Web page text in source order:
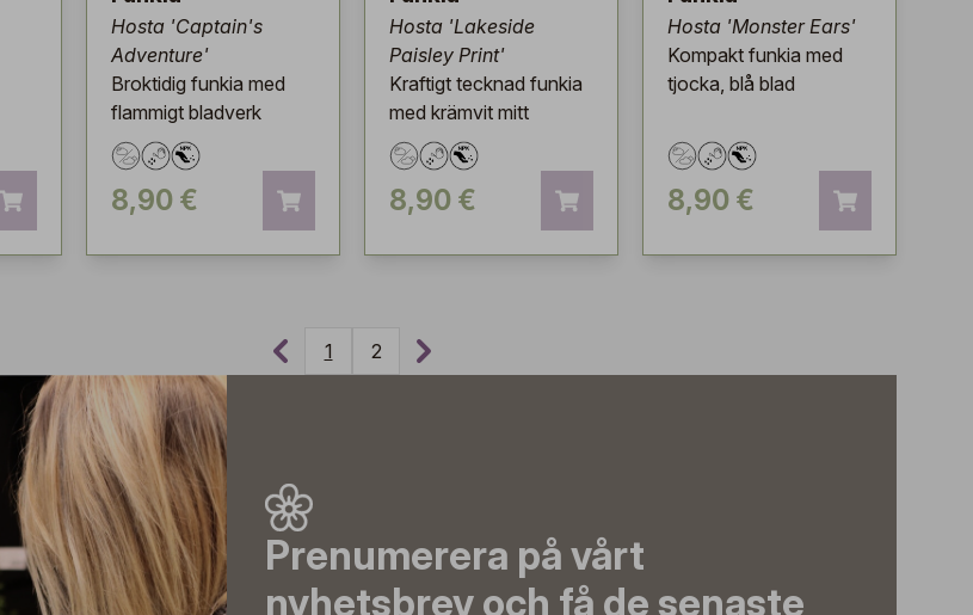
Hosta 'Captain's
Adventure'
Broktidig funkia med
flammigt bladverk
8,90 €
Hosta 'Lakeside
Paisley Print'
Kraftigt tecknad funkia
med krämvit mitt
8,90 €
Hosta 'Monster Ears'
Kompakt funkia med
tjocka, blå blad
8,90 €
1 2
Prenumerera på vårt
nyhetsbrev och få de senaste